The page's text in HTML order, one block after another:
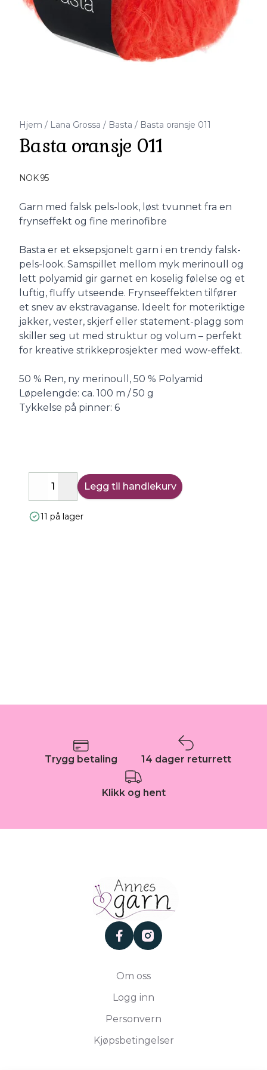
Hjem / Lana Grossa / Basta / Basta oransje 011
Basta oransje 011
NOK 95
Description
Garn med falsk pels-look, løst tvunnet fra en
frynseffekt og fine merinofibre
Basta er et eksepsjonelt garn i en trendy falsk-
pels-look. Samspillet mellom myk merinoull og
lett polyamid gir garnet en koselig følelse og et
luftig, fluffy utseende. Frynseeffekten tilfører
et snev av ekstravaganse. Ideelt for moteriktige
jakker, vester, skjerf eller statement-plagg som
skiller seg ut med struktur og volum – perfekt
for kreative strikkeprosjekter med wow-effekt.
50 % Ren, ny merinoull, 50 % Polyamid
Løpelengde: ca. 100 m / 50 g
Tykkelse på pinner: 6
DecreaseIncrease
Legg til handlekurv
11 på lager
Trygg betaling 14 dager returrett
Klikk og hent
facebookinstagram
Om oss
Logg inn
Personvern
Kjøpsbetingelser